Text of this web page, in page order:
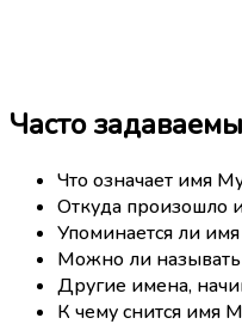
Часто
Что означает имя
Откуда произошло
Упоминается ли
Можно ли
Другие имена,
К чему снится имя